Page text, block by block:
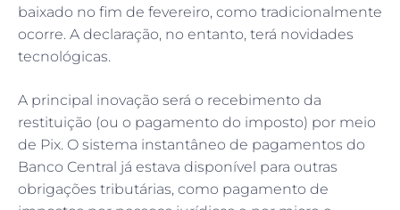
baixado no fim de fevereiro, como tradicionalmente
ocorre. A declaração, no entanto, terá novidades
tecnológicas.
A principal inovação será o recebimento da
restituição (ou o pagamento do imposto) por meio
de Pix. O sistema instantâneo de pagamentos do
Banco Central já estava disponível para outras
obrigações tributárias, como pagamento de